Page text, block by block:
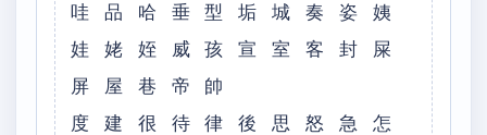
哇 品 哈 垂 型 垢 城 奏 姿 姨
娃 姥 姪 威 孩 宣 室 客 封 屎
屏 屋 巷 帝 帥
度 建 很 待 律 後 思 怒 急 怎